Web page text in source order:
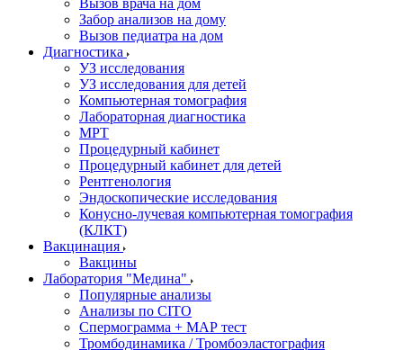
Вызов врача на дом
Забор анализов на дому
Вызов педиатра на дом
Диагностика
УЗ исследования
УЗ исследования для детей
Компьютерная томография
Лабораторная диагностика
МРТ
Процедурный кабинет
Процедурный кабинет для детей
Рентгенология
Эндоскопические исследования
Конусно-лучевая компьютерная томография
(КЛКТ)
Вакцинация
Вакцины
Лаборатория "Медина"
Популярные анализы
Анализы по CITO
Спермограмма + МАР тест
Тромбодинамика / Тромбоэластография